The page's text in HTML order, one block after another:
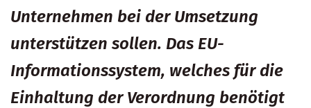
Unternehmen bei der Umsetzung
unterstützen sollen. Das EU-
Informationssystem, welches für die
Einhaltung der Verordnung benötigt